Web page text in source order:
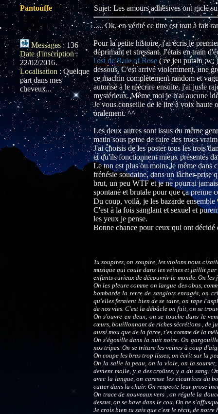
Pantouffe
Messages : 136
Date d'inscription:
22/02/2016
Localisation : Quelque
part dans mes
cheveux...
Sujet: Les amours adhésives ont giclé
..... Ok, en vérité ce titre est tout à fait
Pour la petite histoire, j'ai écris le
déprimant et stressant. J'étais en train
l'ost de Rule of Rose ( ce jeu putain ;w;
dessous. C'est arrivé violemment, une
ce machin complètement random et
autorisé à le réécrire ensuite, j'ai juste
mystérieux. Même moi je n'ai aucune
Je vous conseille de le lire à voix haute
oralement. ^^
Les deux autres sont issus du même
matin sous peine de faire des trucs
J'ai choisis de les poster tous les trois
et qu'ils fonctionnent mieux présentés
Le ton est plus ou moins le même dans
frénésie soudaine, dans un lâcher-prise
brut, un peu WTF et je ne pourrai
spontané et brutale pour que ça prenne
Du coup, voilà, je les bazarde ensemble
C'est à la fois sanglant et sexuel et
les yeux je pense.
Bonne chance pour ceux qui ont décidé
Tu soupires, on soupire, les violons nous
musique qui coule dans les veines et jaillit
enfants curieux de découvrir le monde. On les
On les pleure comme on largue des obus,
bombarde la terre de sanglots enragés, on
qu'elles feraient bien de se taire, on tape
de nos vies. C'est la débâcle on fuit, on se
On s'ouvre en deux, on se touche dans le
cœurs, bouillonnant de riches sécrétions , de
aussi mou que de la farce, t'es comme de la
On s'égosille dans la nuit noire. On
nos tripes. On se triture les veines à coup
On coupe les bras trop lisses, on écrit sur la
On la salie la peau, on la viole, on la
devient molle, y a des croûtes, y a du sang.
avec la langue, on caresse les cicatrices du
cutter dans la chair. On respecte leur prose
On trace de nouveaux vers , on régule la
dessus, on se bave dans le cou. On ne
Je crois bien tu sais que c'est le récit, de notre